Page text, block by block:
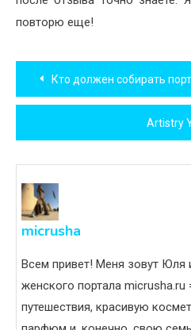
повторю еще!
Навигация
по
записям
Кто должен собирать
Artistry
micrusha
Всем привет! Меня зовут Юля
женского портала
путешествия, красивую